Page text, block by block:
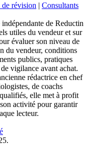
révision | Consultants
indépendante de Reductin
utiles du vendeur et sur
évaluer son niveau de
du vendeur, conditions
publics, pratiques
vigilance avant achat.
rédactrice en chef
de coachs
elle met à profit
activité pour garantir
lecteur.